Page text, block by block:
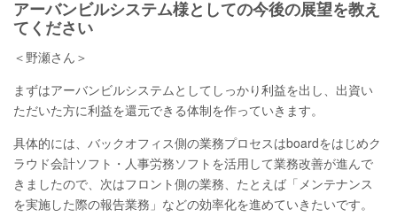
アーバンビルシステム様としての今後の展望を教え
てください
＜野瀬さん＞
まずはアーバンビルシステムとしてしっかり利益を出し、出資い
ただいた方に利益を還元できる体制を作っていきます。
具体的には、バックオフィス側の業務プロセスはboardをはじめク
ラウド会計ソフト・人事労務ソフトを活用して業務改善が進んで
きましたので、次はフロント側の業務、たとえば「メンテナンス
を実施した際の報告業務」などの効率化を進めていきたいです。